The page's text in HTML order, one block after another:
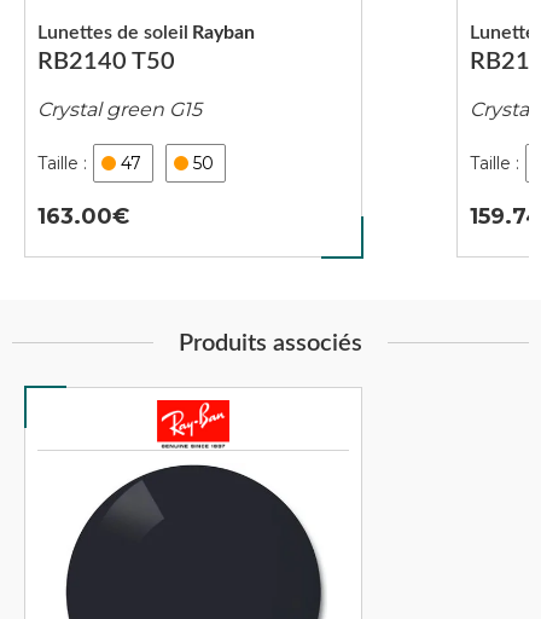
RB2140 T50
Lunettes de soleil Rayban
Crystal green G15
47 50
163.00
Crystal
Produits associés